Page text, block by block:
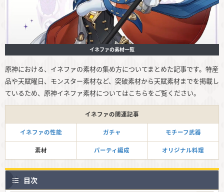
イネファの素材一覧
原神における、イネファの素材の集め方についてまとめた記事です。特産
品や天賦曜日、モンスター素材など、突破素材から天賦素材までを掲載し
ているため、原神イネファ素材についてはこちらをご覧ください。
イネファの関連記事
イネファの性能 ガチャ モチーフ武器
素材 パーティ編成 オリジナル料理
目次